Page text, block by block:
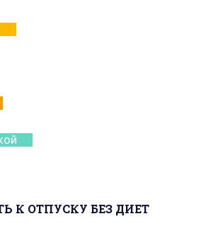
К ОТПУСКУ БЕЗ ДИЕТ